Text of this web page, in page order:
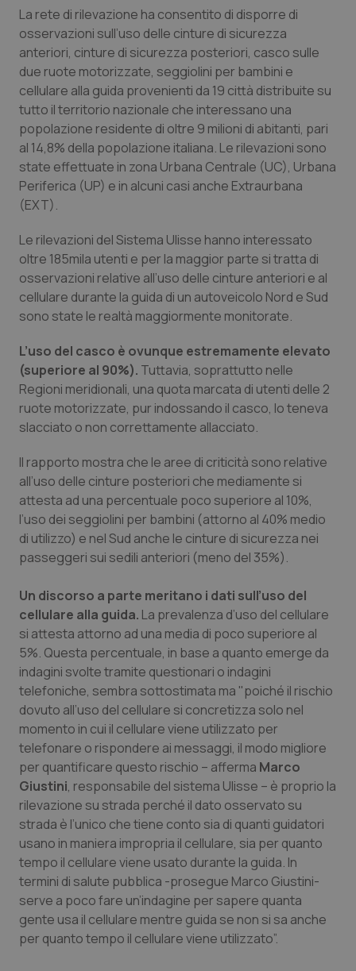
Provincia Autonoma di Trento
Puglia
Sardegna
Sicilia
Toscana
Valle D’Aosta
Veneto
Ipertensione & Scompenso
Malattie rare
Malattia di Crohn & Rettocolite Ulcerosa
Neuroscienze & patologie neurodegenerative
Obesità
Oncodermatologia
Oncoematologia
Oncologia & Nutrizione
Psoriasi & pelle
Quotidiano Cardiologia
Quotidiano Chirurgia
Quotidiano Oncologia
Quotidiano Pediatria
Rene & patologie urogenitali
Salute orale & impianti
Sangue & coagulazione
Tiroide
Tumore al seno
Tumore ovarico
Tumori del Polmone & Testa Collo
Tumori gastrointestinali
Ulcera & Reflusso
La rete di rilevazione ha consentito di disporre di
osservazioni sull’uso delle cinture di sicurezza
anteriori, cinture di sicurezza posteriori, casco sulle
due ruote motorizzate, seggiolini per bambini e
cellulare alla guida provenienti da 19 città distribuite su
tutto il territorio nazionale che interessano una
popolazione residente di oltre 9 milioni di abitanti, pari
al 14,8% della popolazione italiana. Le rilevazioni sono
state effettuate in zona Urbana Centrale (UC), Urbana
Periferica (UP) e in alcuni casi anche Extraurbana
(EXT).
Le rilevazioni del Sistema Ulisse hanno interessato
oltre 185mila utenti e per la maggior parte si tratta di
osservazioni relative all’uso delle cinture anteriori e al
cellulare durante la guida di un autoveicolo Nord e Sud
sono state le realtà maggiormente monitorate.
L’uso del casco è ovunque estremamente elevato
(superiore al 90%). Tuttavia, soprattutto nelle
Regioni meridionali, una quota marcata di utenti delle 2
ruote motorizzate, pur indossando il casco, lo teneva
slacciato o non correttamente allacciato.
Il rapporto mostra che le aree di criticità sono relative
all’uso delle cinture posteriori che mediamente si
attesta ad una percentuale poco superiore al 10%,
l’uso dei seggiolini per bambini (attorno al 40% medio
di utilizzo) e nel Sud anche le cinture di sicurezza nei
passeggeri sui sedili anteriori (meno del 35%).
Un discorso a parte meritano i dati sull’uso del
cellulare alla guida. La prevalenza d’uso del cellulare
si attesta attorno ad una media di poco superiore al
5%. Questa percentuale, in base a quanto emerge da
indagini svolte tramite questionari o indagini
telefoniche, sembra sottostimata ma "poiché il rischio
dovuto all’uso del cellulare si concretizza solo nel
momento in cui il cellulare viene utilizzato per
telefonare o rispondere ai messaggi, il modo migliore
per quantificare questo rischio – afferma Marco
Giustini, responsabile del sistema Ulisse – è proprio la
rilevazione su strada perché il dato osservato su
strada è l’unico che tiene conto sia di quanti guidatori
usano in maniera impropria il cellulare, sia per quanto
tempo il cellulare viene usato durante la guida. In
termini di salute pubblica -prosegue Marco Giustini-
serve a poco fare un’indagine per sapere quanta
gente usa il cellulare mentre guida se non si sa anche
per quanto tempo il cellulare viene utilizzato”.